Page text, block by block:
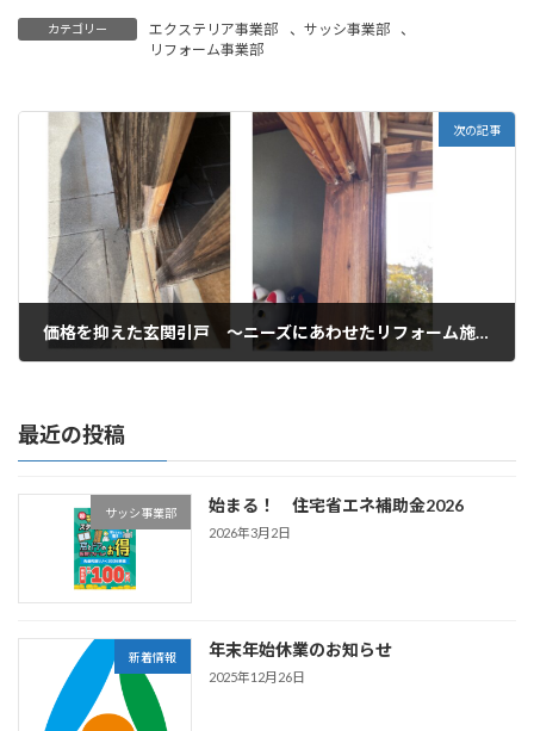
カテゴリー エクステリア事業部 、 サッシ事業部
、
リフォーム事業部
次の記事
価格を抑えた玄関引戸 ～ニーズにあわせたリフォーム施工～
最近の投稿
サッシ事業部 始まる！ 住宅省エネ補助金2026
2026年3月2日
新着情報 年末年始休業のお知らせ
2025年12月26日